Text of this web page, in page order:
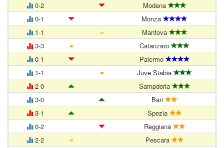
0-2
Modena
0-1
Monza
1-1
=
Mantova
3-3
=
Catanzaro
0-1
Palermo
1-1
=
Juve Stabia
2-0
Sampdoria
3-0
Bari
3-1
Spezia
0-2
Reggiana
2-2
=
Pescara